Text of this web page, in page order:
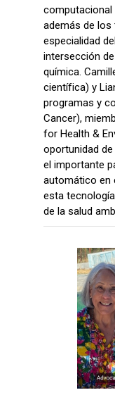
computacional
además de los
especialidad
intersección
química.
científica) y
programas y
Cancer),
for Health &
oportunidad
el importante
automático en
esta
de la salud